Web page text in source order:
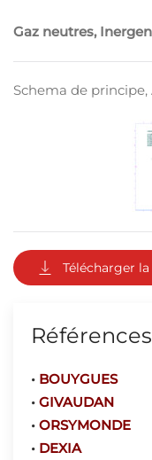
Gaz neutres,
Schema de principe,
Télécharger
• BOUYGUES
• GIVAUDAN
• ORSYMONDE
• DEXIA